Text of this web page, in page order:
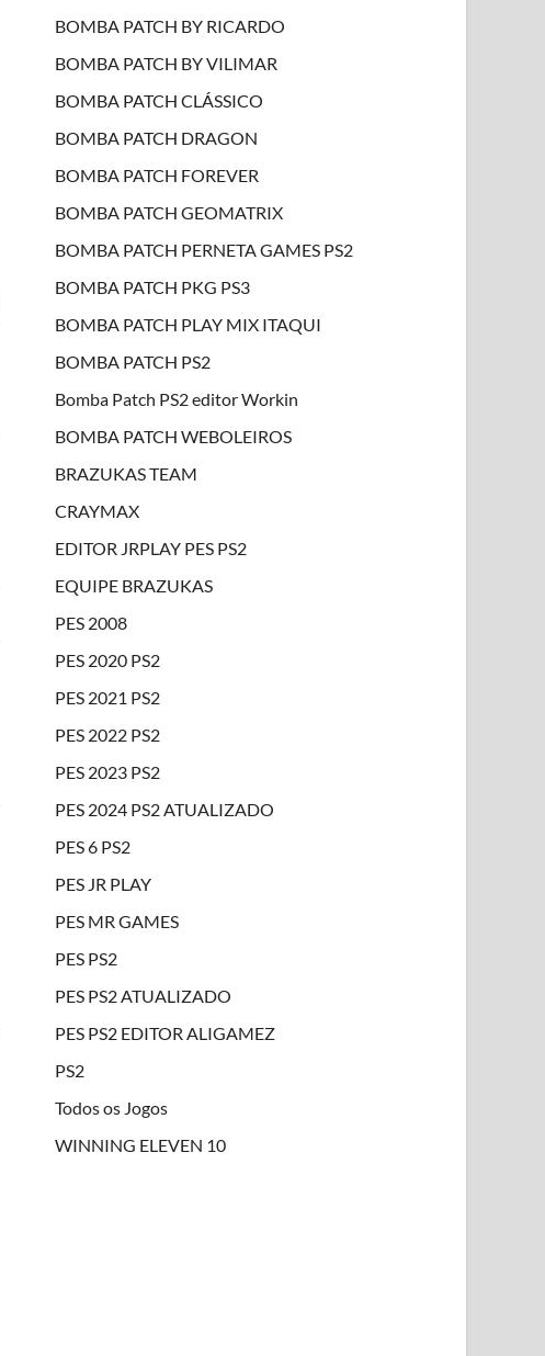
BOMBA PATCH BY RICARDO
BOMBA PATCH BY VILIMAR
BOMBA PATCH CLÁSSICO
BOMBA PATCH DRAGON
BOMBA PATCH FOREVER
BOMBA PATCH GEOMATRIX
BOMBA PATCH PERNETA GAMES PS2
BOMBA PATCH PKG PS3
BOMBA PATCH PLAY MIX ITAQUI
BOMBA PATCH PS2
Bomba Patch PS2 editor Workin
BOMBA PATCH WEBOLEIROS
BRAZUKAS TEAM
CRAYMAX
EDITOR JRPLAY PES PS2
EQUIPE BRAZUKAS
PES 2008
PES 2020 PS2
PES 2021 PS2
PES 2022 PS2
PES 2023 PS2
PES 2024 PS2 ATUALIZADO
PES 6 PS2
PES JR PLAY
PES MR GAMES
PES PS2
PES PS2 ATUALIZADO
PES PS2 EDITOR ALIGAMEZ
PS2
Todos os Jogos
WINNING ELEVEN 10